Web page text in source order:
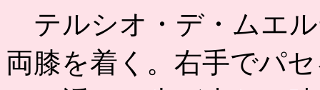
テルシオ・デ・ムエ
両膝を着く。右手でパ